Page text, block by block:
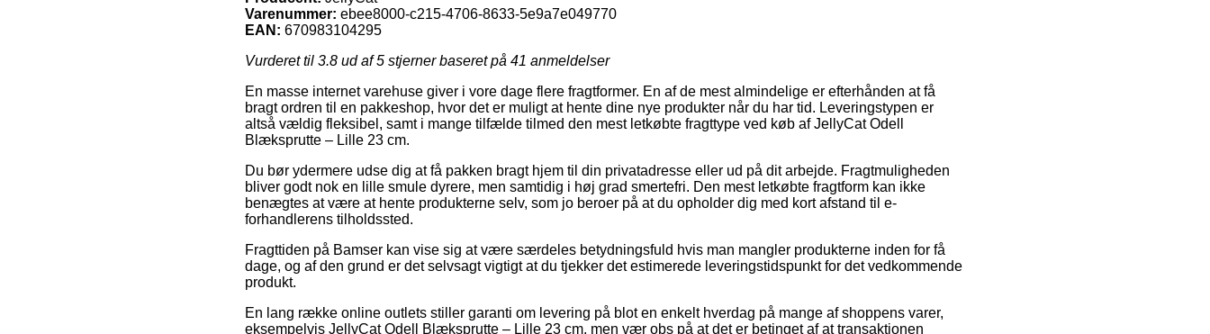
Varenummer: ebee8000-c215-4706-8633-5e9a7e049770
EAN: 670983104295
Vurderet til 3.8 ud af 5 stjerner baseret på 41 anmeldelser
En masse internet varehuse giver i vore dage flere fragtformer. En af de mest almindelige er efterhånden at få
bragt ordren til en pakkeshop, hvor det er muligt at hente dine nye produkter når du har tid. Leveringstypen er
altså vældig fleksibel, samt i mange tilfælde tilmed den mest letkøbte fragttype ved køb af JellyCat Odell
Blæksprutte – Lille 23 cm.
Du bør ydermere udse dig at få pakken bragt hjem til din privatadresse eller ud på dit arbejde. Fragtmuligheden
bliver godt nok en lille smule dyrere, men samtidig i høj grad smertefri. Den mest letkøbte fragtform kan ikke
benægtes at være at hente produkterne selv, som jo beroer på at du opholder dig med kort afstand til e-
forhandlerens tilholdssted.
Fragttiden på Bamser kan vise sig at være særdeles betydningsfuld hvis man mangler produkterne inden for få
dage, og af den grund er det selvsagt vigtigt at du tjekker det estimerede leveringstidspunkt for det vedkommende
produkt.
En lang række online outlets stiller garanti om levering på blot en enkelt hverdag på mange af shoppens varer,
eksempelvis JellyCat Odell Blæksprutte – Lille 23 cm, men vær obs på at det er betinget af at transaktionen